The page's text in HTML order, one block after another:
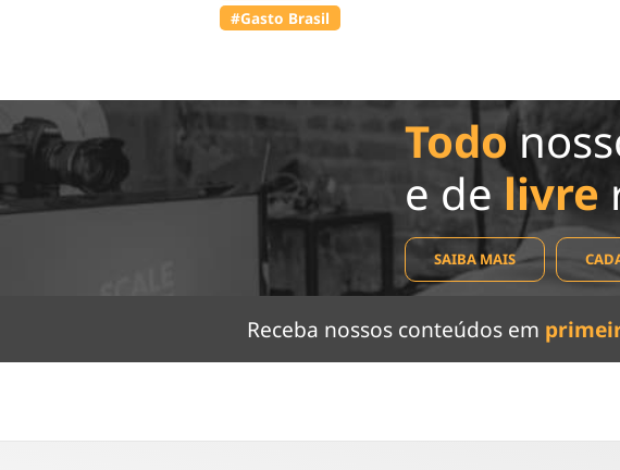
#Gasto Brasil
Todo
e de livre
SAIBA MAIS
Receba nossos conteúdos em